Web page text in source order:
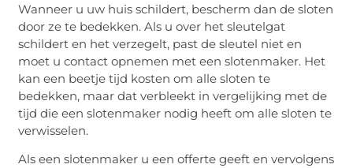
Wanneer u uw huis schildert, bescherm dan de sloten
door ze te bedekken. Als u over het sleutelgat
schildert en het verzegelt, past de sleutel niet en
moet u contact opnemen met een slotenmaker. Het
kan een beetje tijd kosten om alle sloten te
bedekken, maar dat verbleekt in vergelijking met de
tijd die een slotenmaker nodig heeft om alle sloten te
verwisselen.
Als een slotenmaker u een offerte geeft en vervolgens